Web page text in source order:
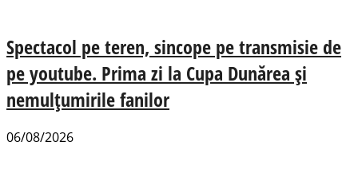
Spectacol pe teren, sincope pe transmisie de
pe youtube. Prima zi la Cupa Dunărea și
nemulțumirile fanilor
06/08/2026